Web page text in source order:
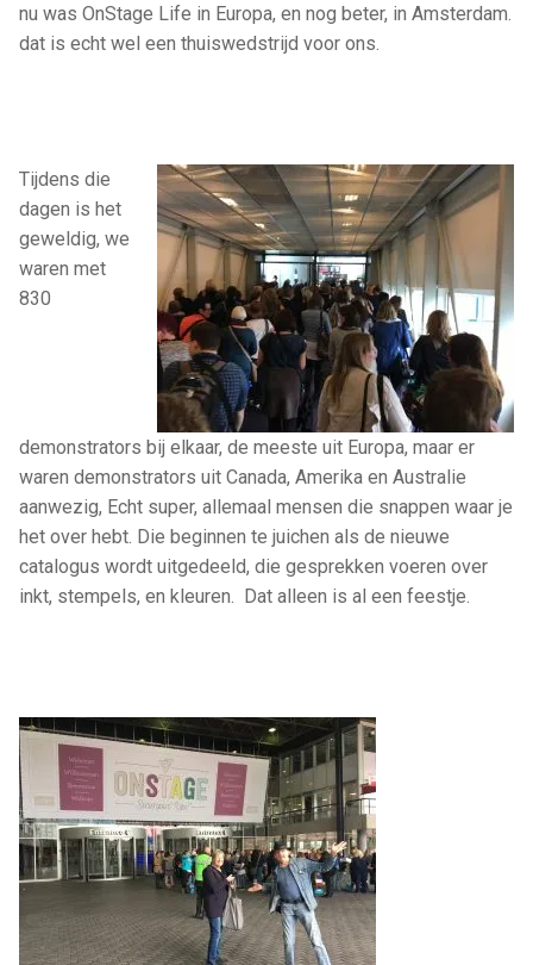
nu was OnStage Life in Europa, en nog beter, in Amsterdam.
dat is echt wel een thuiswedstrijd voor ons.
Tijdens die
dagen is het
geweldig, we
waren met
830
demonstrators bij elkaar, de meeste uit Europa, maar er
waren demonstrators uit Canada, Amerika en Australie
aanwezig, Echt super, allemaal mensen die snappen waar je
het over hebt. Die beginnen te juichen als de nieuwe
catalogus wordt uitgedeeld, die gesprekken voeren over
inkt, stempels, en kleuren. Dat alleen is al een feestje.